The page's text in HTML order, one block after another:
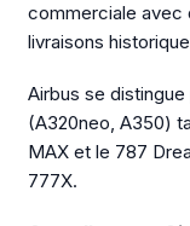
commerciale avec
livraisons
Airbus se
(A320neo, A350)
MAX et le 787
777X.